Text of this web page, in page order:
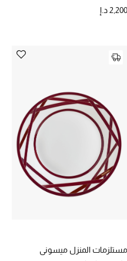
2,200 د.إ
مستلزمات المنزل ميسوني